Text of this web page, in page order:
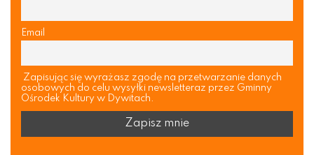
Email
Zapisując się wyrażasz zgodę na przetwarzanie danych
osobowych do celu wysyłki newsletteraz przez Gminny
Ośrodek Kultury w Dywitach.